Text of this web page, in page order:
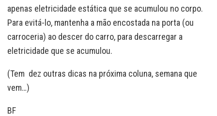
apenas eletricidade estática que se acumulou no corpo.
Para evitá-lo, mantenha a mão encostada na porta (ou
carroceria) ao descer do carro, para descarregar a
eletricidade que se acumulou.
(Tem dez outras dicas na próxima coluna, semana que
vem…)
BF